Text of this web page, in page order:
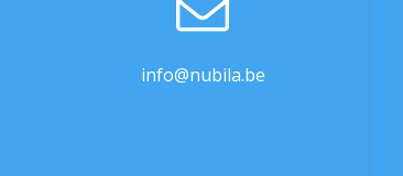
info@nubila.be